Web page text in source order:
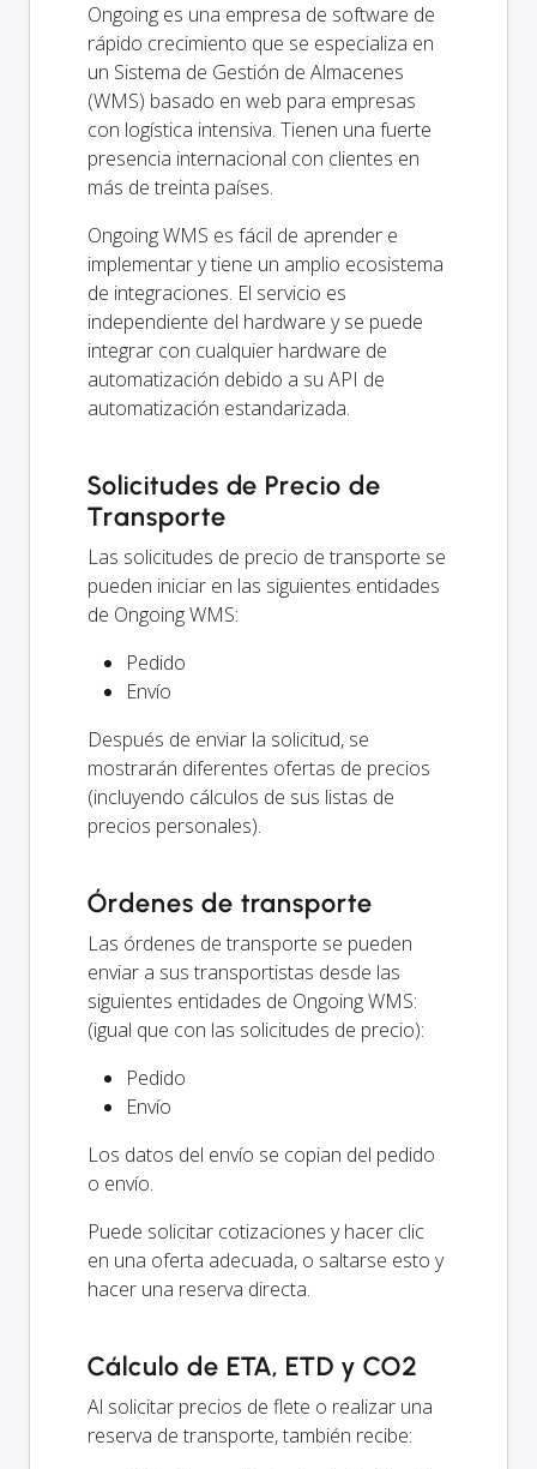
Ongoing es una empresa de software de
rápido crecimiento que se especializa en
un Sistema de Gestión de Almacenes
(WMS) basado en web para empresas
con logística intensiva. Tienen una fuerte
presencia internacional con clientes en
más de treinta países.
Ongoing WMS es fácil de aprender e
implementar y tiene un amplio ecosistema
de integraciones. El servicio es
independiente del hardware y se puede
integrar con cualquier hardware de
automatización debido a su API de
automatización estandarizada.
Solicitudes de Precio de
Transporte
Las solicitudes de precio de transporte se
pueden iniciar en las siguientes entidades
de Ongoing WMS:
Pedido
Envío
Después de enviar la solicitud, se
mostrarán diferentes ofertas de precios
(incluyendo cálculos de sus listas de
precios personales).
Órdenes de transporte
Las órdenes de transporte se pueden
enviar a sus transportistas desde las
siguientes entidades de Ongoing WMS:
(igual que con las solicitudes de precio):
Pedido
Envío
Los datos del envío se copian del pedido
o envío.
Puede solicitar cotizaciones y hacer clic
en una oferta adecuada, o saltarse esto y
hacer una reserva directa.
Cálculo de ETA, ETD y CO2
Al solicitar precios de flete o realizar una
reserva de transporte, también recibe: